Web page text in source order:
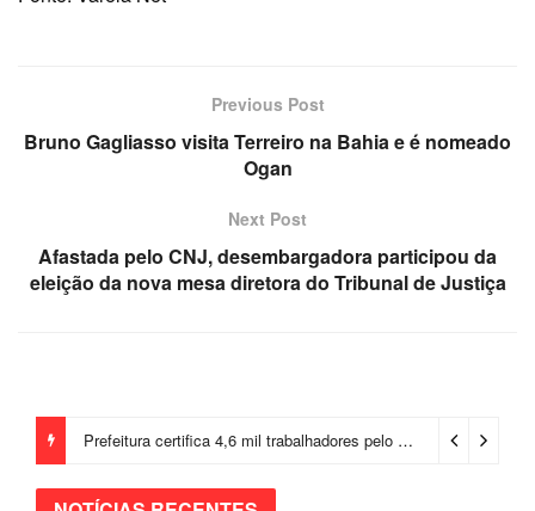
Previous Post
Bruno Gagliasso visita Terreiro na Bahia e é nomeado
Ogan
Next Post
Afastada pelo CNJ, desembargadora participou da
eleição da nova mesa diretora do Tribunal de Justiça
Prefeitura certifica 4,6 mil trabalhadores pelo programa Treinar para Empregar e realiza Feirão de Empregabilidade